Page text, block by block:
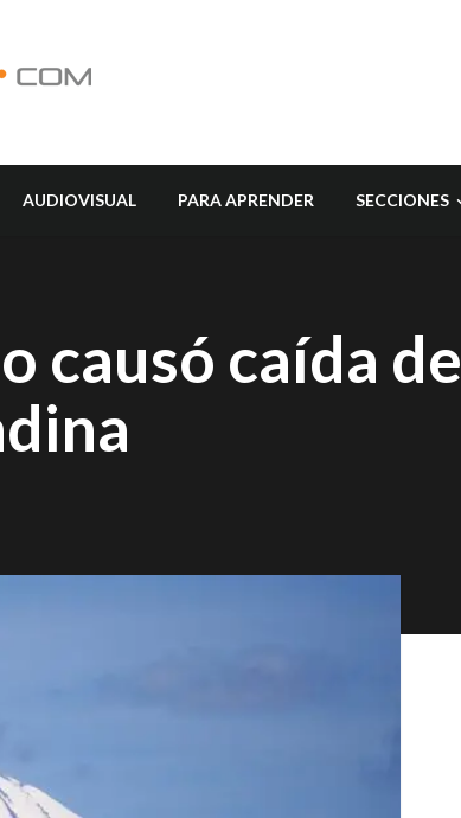
AUDIOVISUAL PARA APRENDER SECCIONES
causó caída de